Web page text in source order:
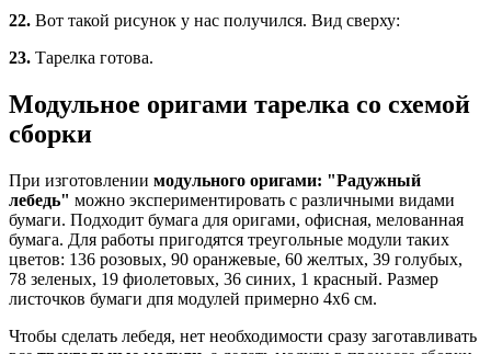
22. Вот такой рисунок у нас получился. Вид сверху:
23. Тарелка готова.
Модульное оригами тарелка со схемой
сборки
При изготовлении модульного оригами: "Радужный
лебедь" можно экспериментировать с различными видами
бумаги. Подходит бумага для оригами, офисная, мелованная
бумага. Для работы пригодятся треугольные модули таких
цветов: 136 розовых, 90 оранжевые, 60 желтых, 39 голубых,
78 зеленых, 19 фиолетовых, 36 синих, 1 красный. Размер
листочков бумаги дпя модулей примерно 4х6 см.
Чтобы сделать лебедя, нет необходимости сразу заготавливать